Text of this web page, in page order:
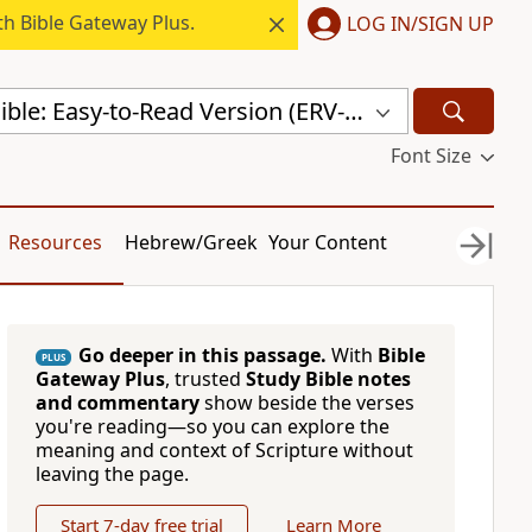
Bible Gateway Plus. LOG IN/SIGN UP
Hungarian Bible: Easy-to-Read Version (ERV-HU)
Font Size
Resources Hebrew/Greek Your Content
PLUS Go deeper in this passage. With Bible
Gateway Plus, trusted Study Bible notes
and commentaryshow beside the verses
you're reading—so you can explore the
meaning and context of Scripture without
leaving the page.
Start 7-day free trial Learn More